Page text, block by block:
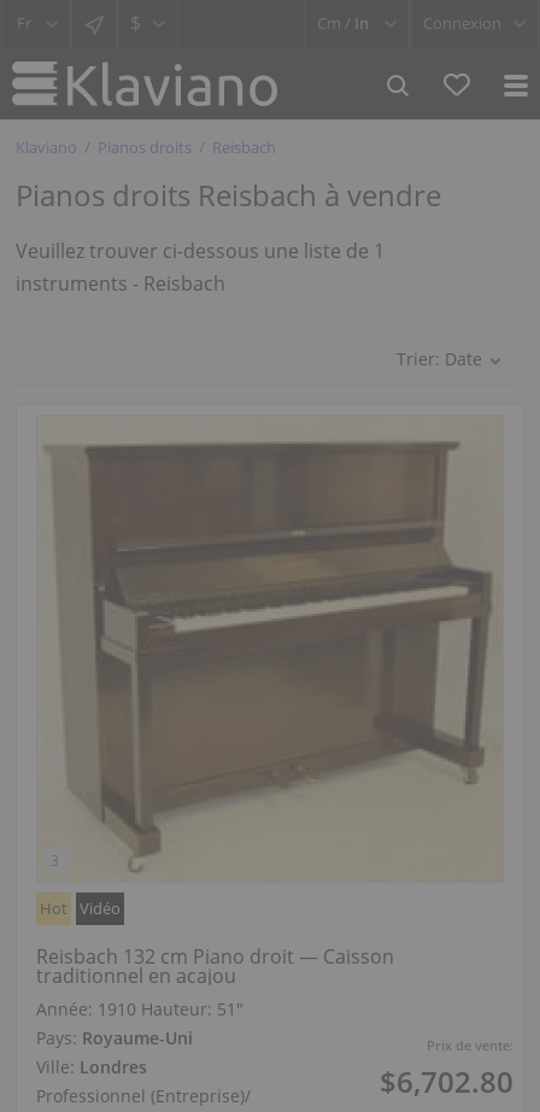
$ Cm / In Connexion
Klaviano Pianos droits Reisbach
Pianos droits Reisbach à vendre
Veuillez trouver ci-dessous une liste de 1
instruments - Reisbach
Trier: Date
Prix de vente:
$6,702.80
Hot Vidéo
Reisbach 132 cm Piano droit — Caisson
traditionnel en acajou
Année: 1910 Hauteur: 51″
Pays: Royaume-Uni
Ville: Londres
Professionnel (Entreprise)/